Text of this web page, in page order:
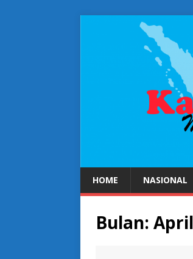
HOME NASIONAL
Bulan: